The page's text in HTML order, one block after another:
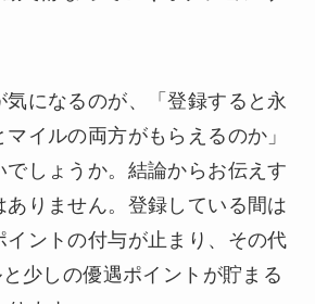
気になるのが、「登録すると永
イルの両方がもらえるのか」
でしょうか。結論からお伝えす
ありません。登録している間は
イントの付与が止まり、その代
少しの優遇ポイントが貯まる